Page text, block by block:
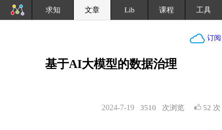
求知 文章 Lib 课程 工具
订阅
基于AI大模型的数据治理
3510 次浏览 52 次
2024-7-19